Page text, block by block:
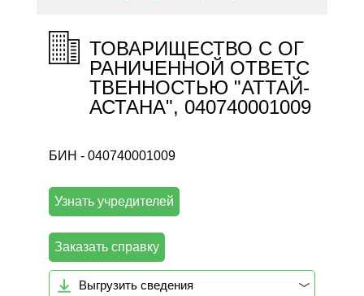
ТОВАРИЩЕСТВО С ОГ
РАНИЧЕННОЙ ОТВЕТС
ТВЕННОСТЬЮ "АТТАЙ-
АСТАНА", 040740001009
БИН - 040740001009
Узнать учредителей
Заказать справку
Выгрузить сведения